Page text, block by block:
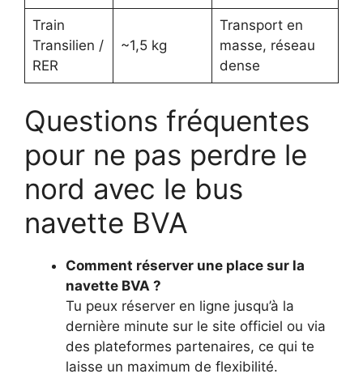
Train
Transilien /
RER
~1,5 kg
Transport en
masse, réseau
dense
Questions fréquentes
pour ne pas perdre le
nord avec le bus
navette BVA
Comment réserver une place sur la
navette BVA ?
Tu peux réserver en ligne jusqu’à la
dernière minute sur le site officiel ou via
des plateformes partenaires, ce qui te
laisse un maximum de flexibilité.